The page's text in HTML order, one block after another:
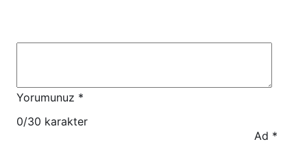
Yorumunuz *
0/30 karakter
Ad *